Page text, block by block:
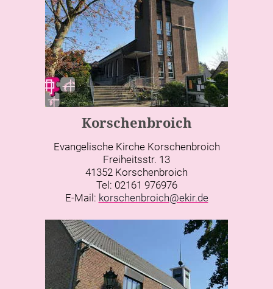
Korschenbroich
Evangelische Kirche Korschenbroich
Freiheitsstr. 13
41352 Korschenbroich
Tel: 02161 976976
E-Mail: korschenbroich@ekir.de